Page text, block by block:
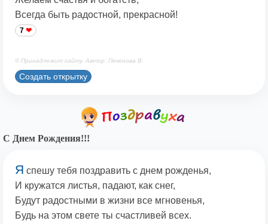
Всегда быть радостной, прекрасной!
7
© Принадлежит сайту. Автор: Печенова В.
Создать открытку
С Днем Рождения!!!
Я спешу тебя поздравить с днем рожденья,
И кружатся листья, падают, как снег,
Будут радостными в жизни все мгновенья,
Будь на этом свете ты счастливей всех.